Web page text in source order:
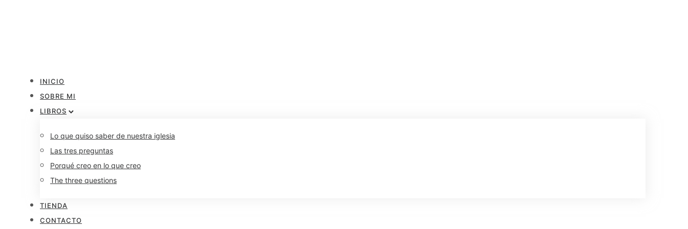
INICIO
SOBRE MI
LIBROS
Lo que quiso saber de nuestra iglesia
Las tres preguntas
Porqué creo en lo que creo
The three questions
TIENDA
CONTACTO